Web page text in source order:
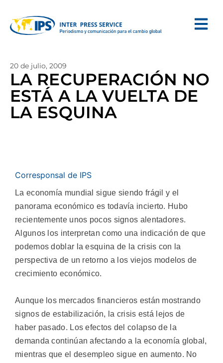
20 de julio, 2009
LA RECUPERACIÓN NO
ESTÁ A LA VUELTA DE
LA ESQUINA
Corresponsal de IPS
La economía mundial sigue siendo frágil y el
panorama económico es todavía incierto. Hubo
recientemente unos pocos signos alentadores.
Algunos los interpretan como una indicación de que
podemos doblar la esquina de la crisis con la
perspectiva de un retorno a los viejos modelos de
crecimiento económico.
Aunque los mercados financieros están mostrando
signos de estabilización, la crisis está lejos de
haber pasado. Los efectos del colapso de la
demanda continúan afectando a la economía global,
mientras que el desempleo sigue en aumento. No